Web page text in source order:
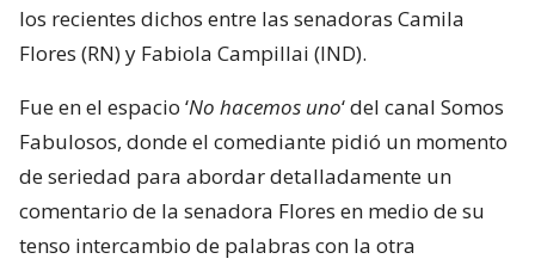
los recientes dichos entre las senadoras Camila
Flores (RN) y Fabiola Campillai (IND).
Fue en el espacio ‘No hacemos uno‘ del canal Somos
Fabulosos, donde el comediante pidió un momento
de seriedad para abordar detalladamente un
comentario de la senadora Flores en medio de su
tenso intercambio de palabras con la otra